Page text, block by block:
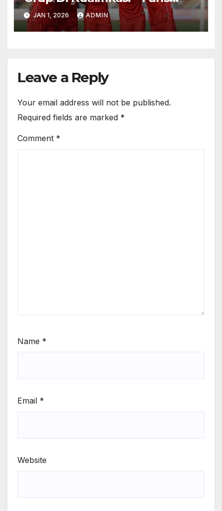
Gelar Konvoi 100k Di Jakarta
JAN 1, 2026 ADMIN
Leave a Reply
Your email address will not be published.
Required fields are marked *
Comment *
Name *
Email *
Website